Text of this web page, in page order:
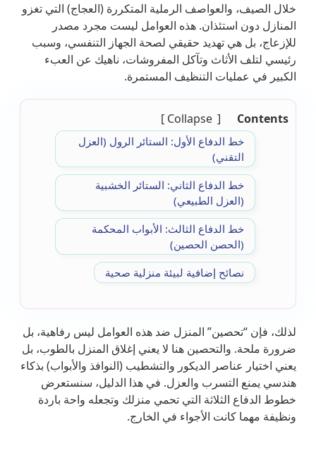
خلال الصيف، والعواصف الرملية المتكررة (العجاج) التي تغزو
المنازل دون استئذان. هذه العوامل ليست مجرد مصدر
للإزعاج، بل هي تهديد حقيقي لصحة الجهاز التنفسي، وسبب
رئيسي لتلف الأثاث وتآكل المفروشات، ناهيك عن العبء
الكبير في عمليات التنظيف المستمرة.
Contents
Collapse
خط الدفاع الأول: الستائر الرول (العزل
التقني)
خط الدفاع الثاني: الستائر الخشبية
(العزل الطبيعي)
خط الدفاع الثالث: الأبواب المحكمة
(الحصن الحصين)
نصائح إضافية لبيئة منزلية صحية
لذلك، فإن “تحصين” المنزل ضد هذه العوامل ليس رفاهية، بل
ضرورة ملحة. والتحصين هنا لا يعني إغلاق المنزل بالطوب، بل
يعني اختيار عناصر الديكور والتشطيب (النوافذ والأبواب) بذكاء
هندسي يمنع التسرب والعزل. في هذا الدليل، سنستعرض
خطوط الدفاع الثلاثة التي تحمي منزلك وتجعله واحة باردة
ونظيفة مهما كانت الأجواء في الخارج.